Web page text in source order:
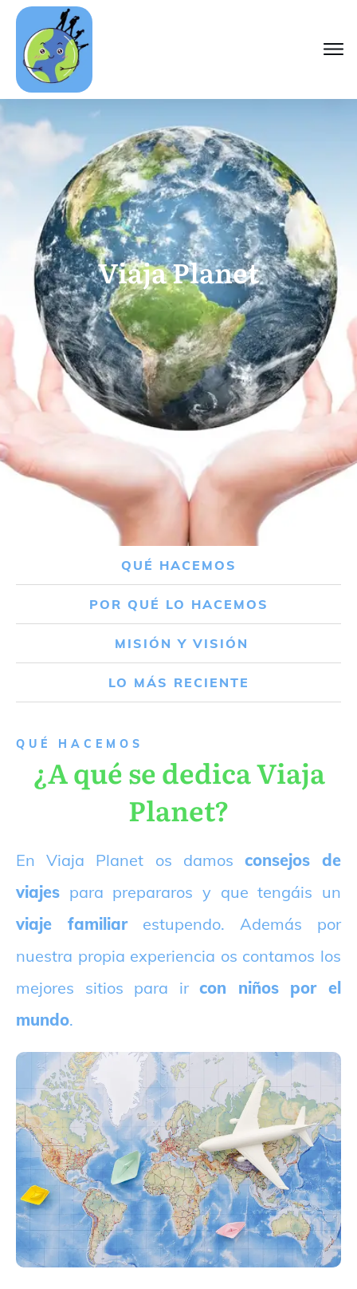
Viaja Planet
QUÉ HACEMOS
POR QUÉ LO HACEMOS
MISIÓN Y VISIÓN
LO MÁS RECIENTE
QUÉ HACEMOS
¿A qué se dedica Viaja
Planet?
En Viaja Planet os damos consejos de
viajes para prepararos y que tengáis un
viaje familiarestupendo. Además por
nuestra propia experiencia os contamos los
mejores sitios para ircon niños por el
mundo.